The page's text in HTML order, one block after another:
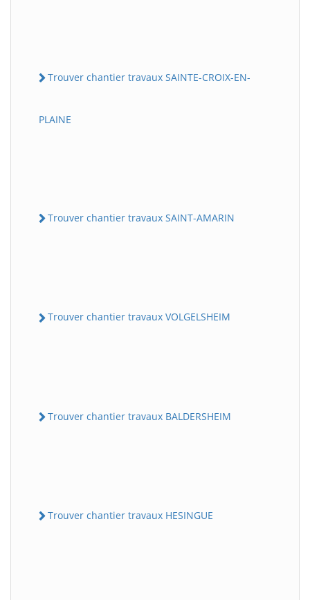
Trouver chantier travaux SAINTE-CROIX-EN-
PLAINE
Trouver chantier travaux SAINT-AMARIN
Trouver chantier travaux VOLGELSHEIM
Trouver chantier travaux BALDERSHEIM
Trouver chantier travaux HESINGUE